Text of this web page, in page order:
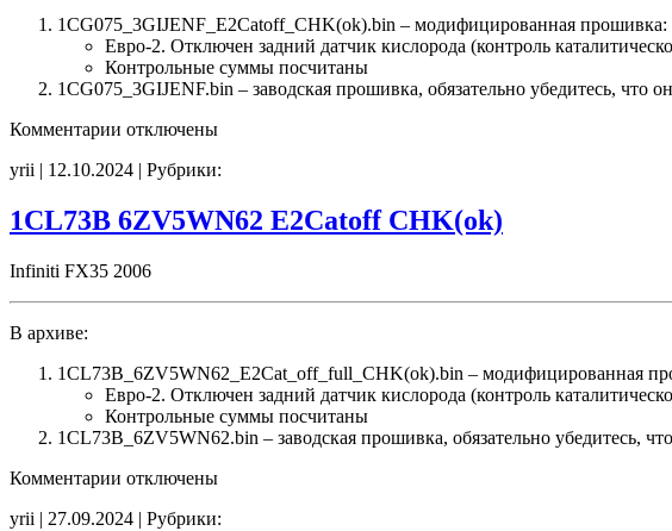
1CG075_3GIJENF_E2Catoff_CHK(ok).bin – модифицированная прошивка:
Евро-2. Отключен задний датчик кислорода (контроль
Контрольные суммы посчитаны
1CG075_3GIJENF.bin – заводская прошивка, обязательно убедитесь, что
Комментарии к
1CG075
E2Catoff
CHK(ok)
отключены
yrii | 12.10.2024 | Рубрики:
1CL73B 6ZV5WN62 E2Catoff CHK(ok)
Infiniti FX35 2006
В архиве:
1CL73B_6ZV5WN62_E2Cat_off_full_CHK(ok).bin – модифицированная
Евро-2. Отключен задний датчик кислорода (контроль
Контрольные суммы посчитаны
1CL73B_6ZV5WN62.bin – заводская прошивка, обязательно убедитесь,
Комментарии к
1CL73B
отключены
yrii | 27.09.2024 | Рубрики: